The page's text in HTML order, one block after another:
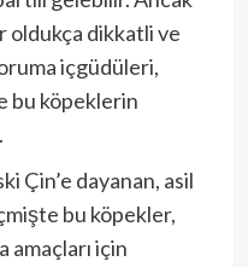
oldukça dikkatli ve
içgüdüleri,
bu köpeklerin
Çin’e dayanan, asil
bu köpekler,
amaçları için